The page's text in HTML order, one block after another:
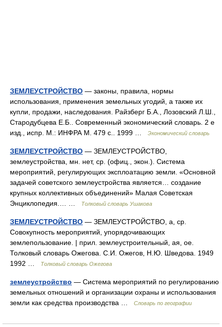
ЗЕМЛЕУСТРОЙСТВО — законы, правила, нормы
использования, применения земельных угодий, а также их
купли, продажи, наследования. Райзберг Б.А., Лозовский Л.Ш.,
Стародубцева Е.Б.. Современный экономический словарь. 2 е
изд., испр. М.: ИНФРА М. 479 с.. 1999 …
Экономический словарь
ЗЕМЛЕУСТРОЙСТВО — ЗЕМЛЕУСТРОЙСТВО,
землеустройства, мн. нет, ср. (офиц., экон.). Система
мероприятий, регулирующих эксплоатацию земли. «Основной
задачей советского землеустройства является… создание
крупных коллективных объединений» Малая Советская
Энциклопедия.… …
Толковый словарь Ушакова
ЗЕМЛЕУСТРОЙСТВО — ЗЕМЛЕУСТРОЙСТВО, а, ср.
Совокупность мероприятий, упорядочивающих
землепользование. | прил. землеустроительный, ая, ое.
Толковый словарь Ожегова. С.И. Ожегов, Н.Ю. Шведова. 1949
1992 …
Толковый словарь Ожегова
землеустройство — Система мероприятий по регулированию
земельных отношений и организации охраны и использования
земли как средства производства …
Словарь по географии